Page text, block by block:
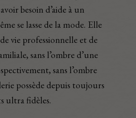
besoin d’aide à un
se lasse de la mode. Elle
vie professionnelle et de
sans l’ombre d’une
sans l’ombre
possède depuis toujours
ultra fidèles.